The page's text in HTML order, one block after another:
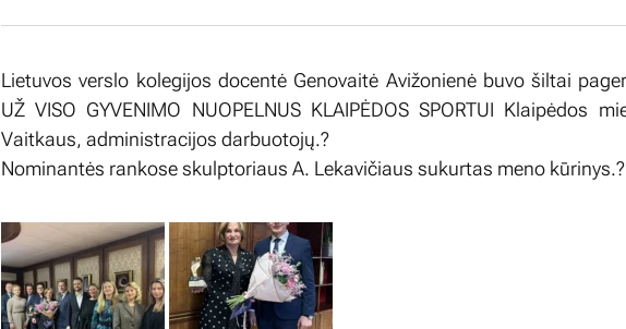
Lietuvos verslo kolegijos docentė Genovaitė Avižonienė buvo šiltai
UŽ VISO GYVENIMO NUOPELNUS KLAIPĖDOS SPORTUI Klaipėdos
Vaitkaus, administracijos darbuotojų.?
Nominantės rankose skulptoriaus A. Lekavičiaus sukurtas meno kūrinys.?